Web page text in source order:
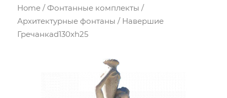
Home /Фонтанные комплекты /
Архитектурные фонтаны / Навершие
Гречанкаd130xh25